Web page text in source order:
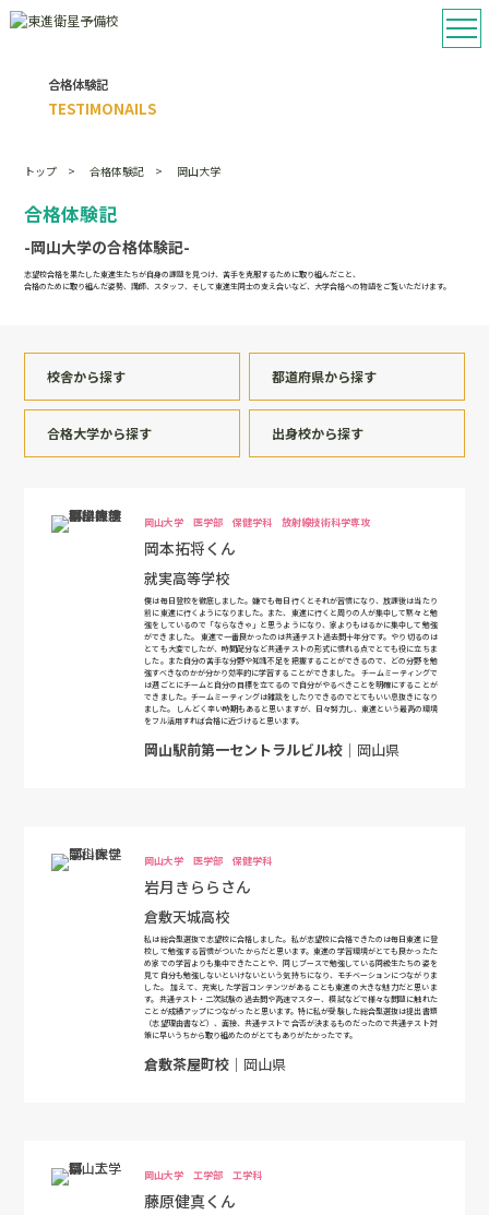
合格体験記
TESTIMONAILS
トップ 合格体験記 岡山大学
合格体験記
-岡山大学の合格体験記-
志望校合格を果たした東進生たちが自身の課題を見つけ、苦手を克服するために取り組んだこと、
合格のために取り組んだ姿勢、講師、スタッフ、そして東進生同士の支え合いなど、大学合格への物語をご覧いただけます。
校舎から探す 都道府県から探す
合格大学から探す 出身校から探す
岡山大学 医学部 保健学科 放射線技術科学専攻
岡本拓将くん
就実高等学校
僕は毎日登校を徹底しました。嫌でも毎日行くとそれが習慣になり、放課後は当たり
前に東進に行くようになりました。また、東進に行くと周りの人が集中して黙々と勉
強をしているので「ならなきゃ」と思うようになり、家よりもはるかに集中して勉強
ができました。 東進で一番良かったのは共通テスト過去問十年分です。やり切るのは
とても大変でしたが、時間配分など共通テストの形式に慣れる点でとても役に立ちま
した。また自分の苦手な分野や知識不足を把握することができるので、どの分野を勉
強すべきなのかが分かり効率的に学習することができました。 チームミーティングで
は週ごとにチームと自分の目標を立てるので自分がやるべきことを明確にすることが
できました。チームミーティングは雑談をしたりできるのでとてもいい息抜きになり
ました。 しんどく辛い時期もあると思いますが、日々努力し、東進という最高の環境
をフル活用すれば合格に近づけると思います。
岡山駅前第一セントラルビル校 ｜岡山県
岡山大学 医学部 保健学科
岩月きららさん
倉敷天城高校
私は総合型選抜で志望校に合格しました。私が志望校に合格できたのは毎日東進に登
校して勉強する習慣がついたからだと思います。東進の学習環境がとても良かったた
め家での学習よりも集中できたことや、同じブースで勉強している同級生たちの姿を
見て自分も勉強しないといけないという気持ちになり、モチベーションにつながりま
した。 加えて、充実した学習コンテンツがあることも東進の大きな魅力だと思いま
す。共通テスト・二次試験の過去問や高速マスター、模試などで様々な問題に触れた
ことが成績アップにつながったと思います。特に私が受験した総合型選抜は提出書類
（志望理由書など）、面接、共通テストで合否が決まるものだったので共通テスト対
策に早いうちから取り組めたのがとてもありがたかったです。
倉敷茶屋町校 ｜岡山県
岡山大学 工学部 工学科
藤原健真くん